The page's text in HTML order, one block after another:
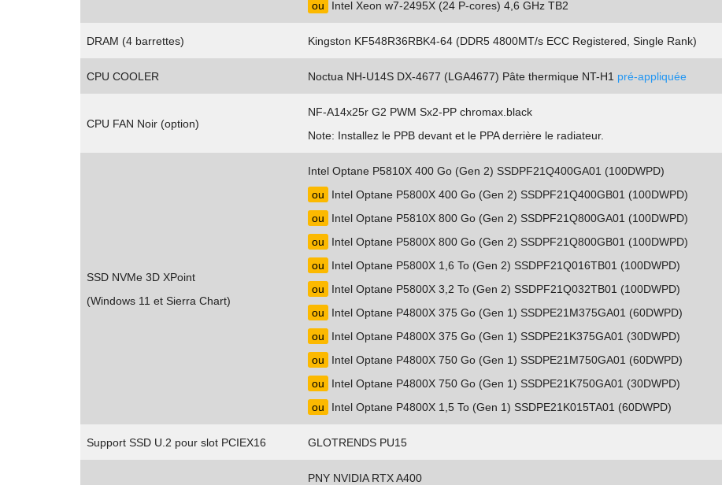
ou
Intel Xeon w7-2495X (24 P-cores) 4,6 GHz TB2
DRAM (4 barrettes) Kingston KF548R36RBK4-64 (DDR5 4800MT/s ECC Registered, Single Rank)
CPU COOLER Noctua NH-U14S DX-4677 (LGA4677) Pâte thermique NT-H1 pré-appliquée
CPU FAN Noir (option)
NF-A14x25r G2 PWM Sx2-PP chromax.black
Note: Installez le PPB devant et le PPA derrière le radiateur.
SSD NVMe 3D XPoint
(Windows 11 et Sierra Chart)
Intel Optane P5810X 400 Go (Gen 2) SSDPF21Q400GA01 (100DWPD)
ou
Intel Optane P5800X 400 Go (Gen 2) SSDPF21Q400GB01 (100DWPD)
ou
Intel Optane P5810X 800 Go (Gen 2) SSDPF21Q800GA01 (100DWPD)
ou
Intel Optane P5800X 800 Go (Gen 2) SSDPF21Q800GB01 (100DWPD)
ou
Intel Optane P5800X 1,6 To (Gen 2) SSDPF21Q016TB01 (100DWPD)
ou
Intel Optane P5800X 3,2 To (Gen 2) SSDPF21Q032TB01 (100DWPD)
ou
Intel Optane P4800X 375 Go (Gen 1) SSDPE21M375GA01 (60DWPD)
ou
Intel Optane P4800X 375 Go (Gen 1) SSDPE21K375GA01 (30DWPD)
ou
Intel Optane P4800X 750 Go (Gen 1) SSDPE21M750GA01 (60DWPD)
ou
Intel Optane P4800X 750 Go (Gen 1) SSDPE21K750GA01 (30DWPD)
ou
Intel Optane P4800X 1,5 To (Gen 1) SSDPE21K015TA01 (60DWPD)
Support SSD U.2 pour slot PCIEX16 GLOTRENDS PU15
PNY NVIDIA RTX A400